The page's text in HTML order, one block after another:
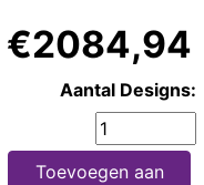
€2084,94
Aantal Designs:
Toevoegen aan